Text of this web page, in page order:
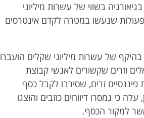
בשווי של עשרות מיליוני
2009-2007, ובקשר לפעולות שנעשו במטרה לקדם אינטרסים
של עשרות מיליוני שקלים הועברו
וזרים שקשורים לאנשי קבוצת
זרים, שסירבו לקבל כסף
כי נמסרו דיווחים כוזבים והוצגו
למקור הכסף.